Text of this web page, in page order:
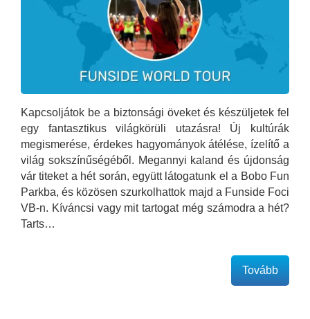
Kapcsoljátok be a biztonsági öveket és készüljetek fel
egy fantasztikus világkörüli utazásra! Új kultúrák
megismerése, érdekes hagyományok átélése, ízelítő a
világ sokszínűségéből. Megannyi kaland és újdonság
vár titeket a hét során, együtt látogatunk el a Bobo Fun
Parkba, és közösen szurkolhattok majd a Funside Foci
VB-n. Kíváncsi vagy mit tartogat még számodra a hét?
Tarts…
Tovább